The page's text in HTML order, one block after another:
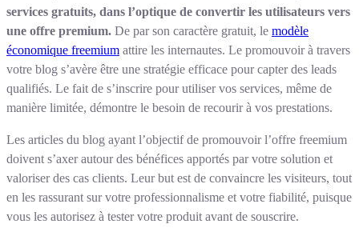
services gratuits, dans l’optique de convertir les utilisateurs vers
une offre premium. De par son caractère gratuit, le modèle
économique freemium attire les internautes. Le promouvoir à travers
votre blog s’avère être une stratégie efficace pour capter des leads
qualifiés. Le fait de s’inscrire pour utiliser vos services, même de
manière limitée, démontre le besoin de recourir à vos prestations.
Les articles du blog ayant l’objectif de promouvoir l’offre freemium
doivent s’axer autour des bénéfices apportés par votre solution et
valoriser des cas clients. Leur but est de convaincre les visiteurs, tout
en les rassurant sur votre professionnalisme et votre fiabilité, puisque
vous les autorisez à tester votre produit avant de souscrire.